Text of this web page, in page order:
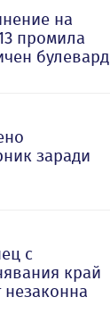
на
промила
булевард
заради
с
край
незаконна